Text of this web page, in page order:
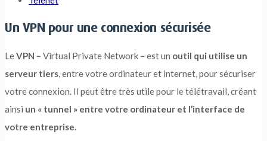
Un VPN pour une connexion sécurisée
LeVPN – Virtual Private Network – est un outil qui utilise un
serveur tiers, entre votre ordinateur et internet, pour sécuriser
votre connexion. Il peut être très utile pour le télétravail, créant
ainsi un « tunnel » entre votre ordinateur et l’interface de
votre entreprise.